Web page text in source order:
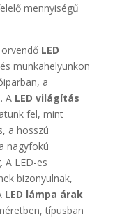
mennyiségű
LED
munkahelyünkön
a
A LED világítás
fel, mint
a hosszú
nagyfokú
A LED-es
bizonyulnak,
LED lámpa árak
típusban